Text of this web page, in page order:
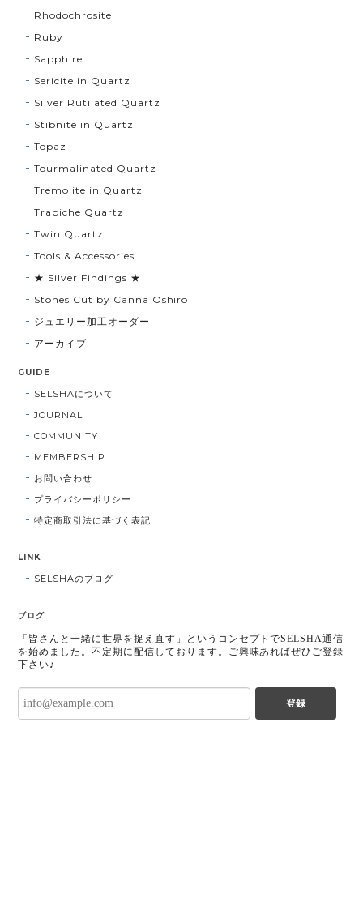
Rhodochrosite
Ruby
Sapphire
Sericite in Quartz
Silver Rutilated Quartz
Stibnite in Quartz
Topaz
Tourmalinated Quartz
Tremolite in Quartz
Trapiche Quartz
Twin Quartz
Tools & Accessories
★ Silver Findings ★
Stones Cut by Canna Oshiro
ジュエリー加工オーダー
アーカイブ
GUIDE
SELSHAについて
JOURNAL
COMMUNITY
MEMBERSHIP
お問い合わせ
プライバシーポリシー
特定商取引法に基づく表記
LINK
SELSHAのブログ
ブログ
「皆さんと一緒に世界を捉え直す」というコンセプトでSELSHA通信
を始めました。不定期に配信しております。ご興味あればぜひご登録
下さい♪
登録